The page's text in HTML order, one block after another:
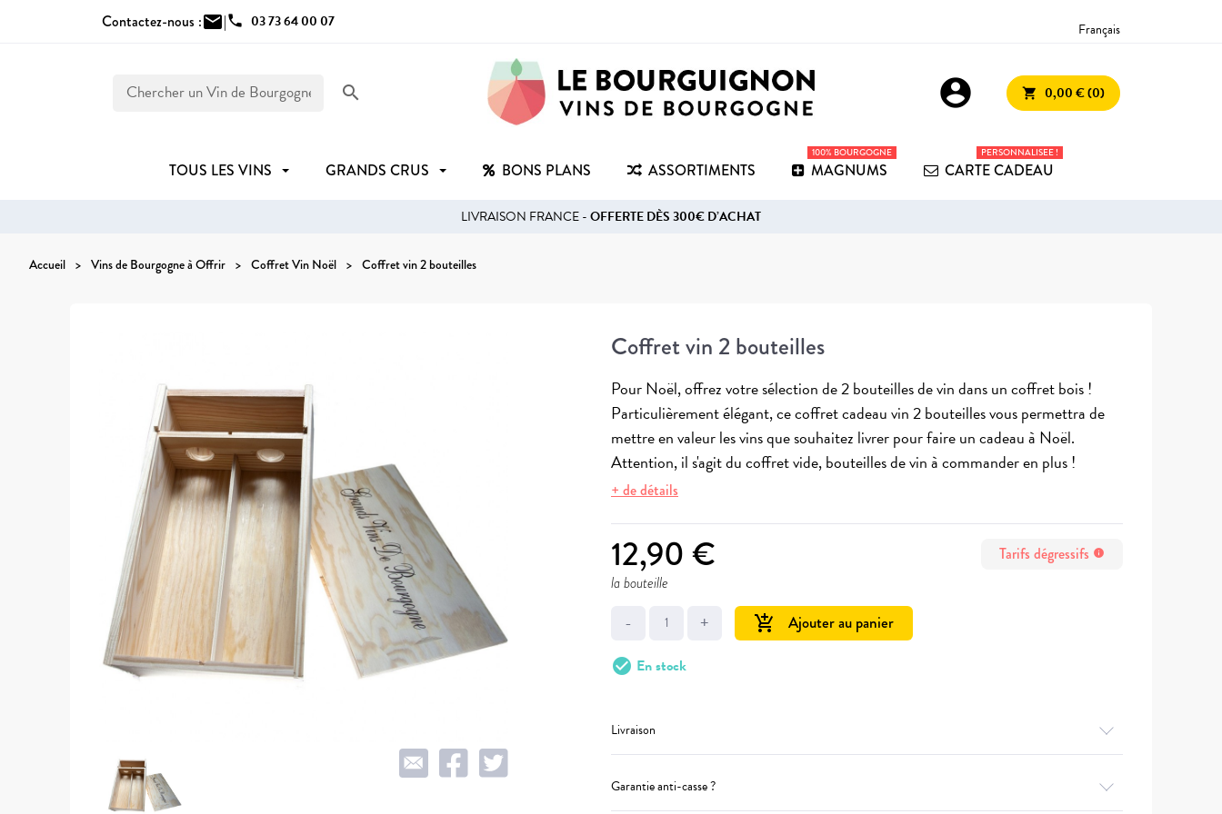
Contactez-nous :mail|phone 03 73 64 00 07 Français
search account_circle shopping_cart 0,00 € (0)
TOUS LES VINS GRANDS CRUS BONS PLANS ASSORTIMENTS MAGNUMS
100% BOURGOGNE
CARTE CADEAU
PERSONNALISEE !
LIVRAISON FRANCE -OFFERTE DÈS 300€ D’ACHAT
Accueil Vins de Bourgogne à Offrir Coffret Vin Noël Coffret vin 2 bouteilles
Coffret vin 2 bouteilles
Pour Noël, offrez votre sélection de 2 bouteilles de vin dans un coffret bois !
Particulièrement élégant, ce coffret cadeau vin 2 bouteilles vous permettra de
mettre en valeur les vins que souhaitez livrer pour faire un cadeau à Noël.
Attention, il s'agit du coffret vide, bouteilles de vin à commander en plus !
+ de détails
12,90 € Tarifs dégressifs info
la bouteille
- + add_shopping_cart Ajouter au panier
check_circle En stock
Livraison
Garantie anti-casse ?